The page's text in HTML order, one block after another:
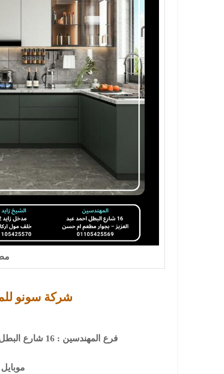
شركة سونو
فرع المهندسين : 16 شارع البطل احمد عبد العزيز – بجوار مطعم ام حسن
موبايل :